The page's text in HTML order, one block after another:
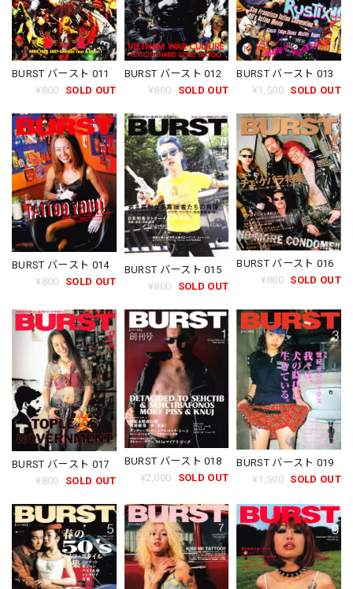
BURST バースト 011
¥800
SOLD OUT
BURST バースト 012
¥800
SOLD OUT
BURST バースト 013
¥1,500 SOLD OUT
BURST バースト 014
¥800
SOLD OUT
BURST バースト 015
¥800
SOLD OUT
BURST バースト 016
¥800 SOLD OUT
BURST バースト 017
¥800
SOLD OUT
BURST バースト 018
¥2,000
SOLD OUT
BURST バースト 019
¥1,500 SOLD OUT